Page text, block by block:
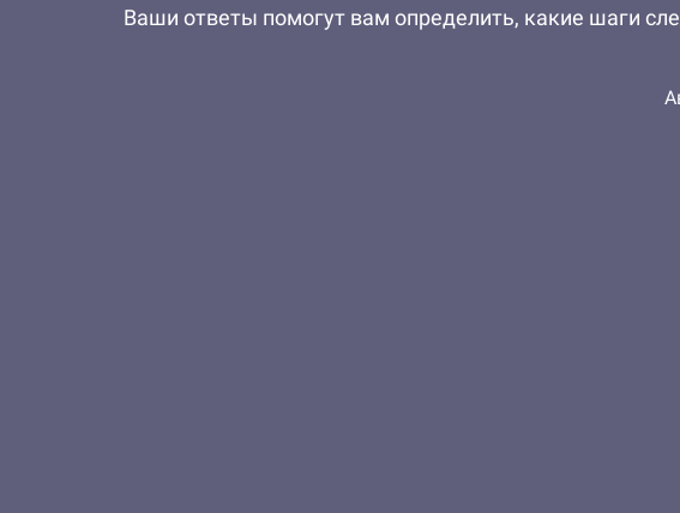
Ваши ответы помогут вам определить, какие шаги